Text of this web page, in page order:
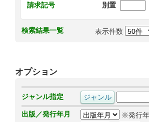
請求記号
別置
検索結果一覧 表示件数
オプション
ジャンル指定
出版／発行年月
※発行